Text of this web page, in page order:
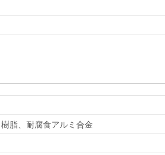
脂、耐腐食アルミ合金